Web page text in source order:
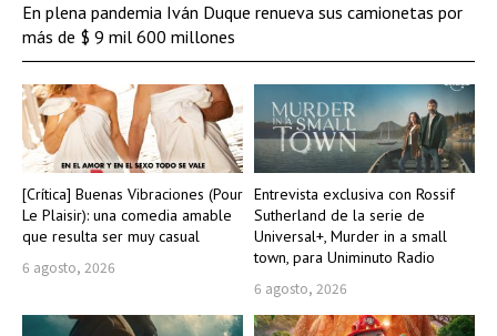
[Crítica] Buenas Vibraciones (Pour
Le Plaisir): una comedia amable
que resulta ser muy casual
6 agosto, 2026
Entrevista exclusiva con Rossif
Sutherland de la serie de
Universal+, Murder in a small
town, para Uniminuto Radio
6 agosto, 2026
En plena pandemia Iván Duque renueva sus camionetas por
más de $ 9 mil 600 millones